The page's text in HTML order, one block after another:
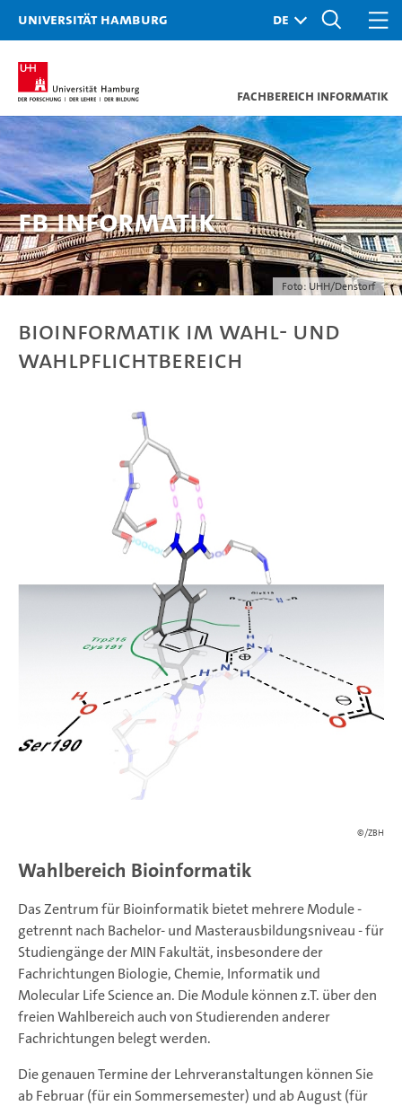
Universität Hamburg
Fachbereich Informatik
Foto: UHH/Denstorf
FB Informatik
Bioinformatik im Wahl- und
Wahlpflichtbereich
©/ZBH
Wahlbereich Bioinformatik
Das Zentrum für Bioinformatik bietet mehrere Module -
getrennt nach Bachelor- und Masterausbildungsniveau - für
Studiengänge der MIN Fakultät, insbesondere der
Fachrichtungen Biologie, Chemie, Informatik und
Molecular Life Science an. Die Module können z.T. über den
freien Wahlbereich auch von Studierenden anderer
Fachrichtungen belegt werden.
Die genauen Termine der Lehrveranstaltungen können Sie
ab Februar (für ein Sommersemester) und ab August (für